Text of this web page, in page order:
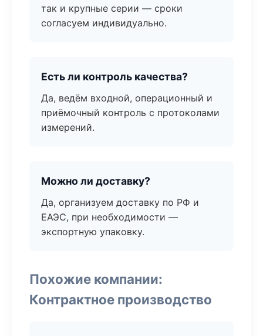
так и крупные серии — сроки
согласуем индивидуально.
Есть ли контроль качества?
Да, ведём входной, операционный и
приёмочный контроль с протоколами
измерений.
Можно ли доставку?
Да, организуем доставку по РФ и
ЕАЭС, при необходимости —
экспортную упаковку.
Похожие компании:
Контрактное производство